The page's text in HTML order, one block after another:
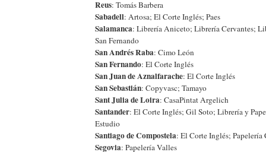
Reus: Tomás Barbera
Sabadell: Artosa; El Corte Inglés; Paes
Salamanca: Librería Aniceto; Librería Cervantes;
San Fernando
San Andrés Raba: Cimo León
San Fernando: El Corte Inglés
San Juan de Aznalfarache: El Corte Inglés
San Sebastián: Copyvasc; Tamayo
Sant Julia de Loira: CasaPintat Argelich
Santander: El Corte Inglés; Gil Soto; Librería y
Estudio
Santiago de Compostela: El Corte Inglés; Papelería
Segovia: Papelería Valles